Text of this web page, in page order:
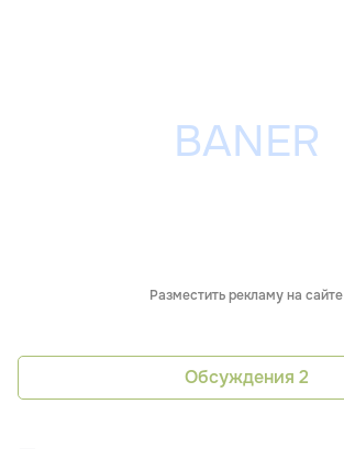
Разместить рекламу на сайте
Обсуждения 2